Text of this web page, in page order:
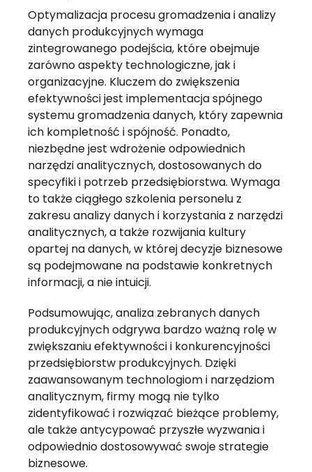
Optymalizacja procesu gromadzenia i analizy
danych produkcyjnych wymaga
zintegrowanego podejścia, które obejmuje
zarówno aspekty technologiczne, jak i
organizacyjne. Kluczem do zwiększenia
efektywności jest implementacja spójnego
systemu gromadzenia danych, który zapewnia
ich kompletność i spójność. Ponadto,
niezbędne jest wdrożenie odpowiednich
narzędzi analitycznych, dostosowanych do
specyfiki i potrzeb przedsiębiorstwa. Wymaga
to także ciągłego szkolenia personelu z
zakresu analizy danych i korzystania z narzędzi
analitycznych, a także rozwijania kultury
opartej na danych, w której decyzje biznesowe
są podejmowane na podstawie konkretnych
informacji, a nie intuicji.
Podsumowując, analiza zebranych danych
produkcyjnych odgrywa bardzo ważną rolę w
zwiększaniu efektywności i konkurencyjności
przedsiębiorstw produkcyjnych. Dzięki
zaawansowanym technologiom i narzędziom
analitycznym, firmy mogą nie tylko
zidentyfikować i rozwiązać bieżące problemy,
ale także antycypować przyszłe wyzwania i
odpowiednio dostosowywać swoje strategie
biznesowe.